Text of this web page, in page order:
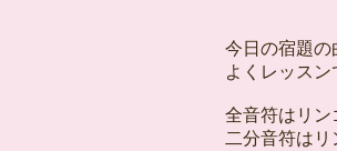
今日の宿題の
よくレッス
全音符はリン
二分音符はリ